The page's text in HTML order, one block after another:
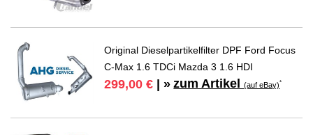
Original Dieselpartikelfilter DPF Ford Focus
C-Max 1.6 TDCi Mazda 3 1.6 HDI
299,00 € | » zum Artikel(auf eBay)*